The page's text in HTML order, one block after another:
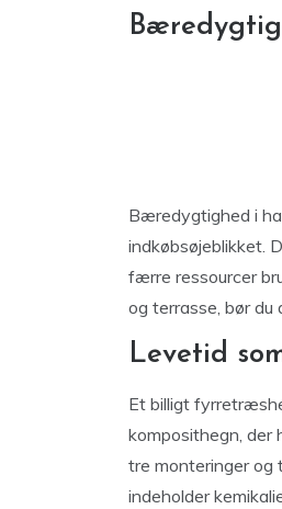
Bæredygtighed i
indkøbsøjeblikket.
færre ressourcer
og terrasse, bør du
Levetid
Et billigt
komposithegn,
tre monteringer og
indeholder